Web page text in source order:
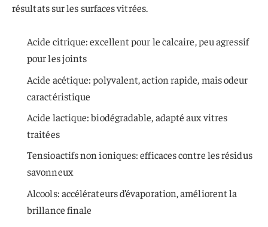
résultats sur les surfaces vitrées.
Acide citrique: excellent pour le calcaire, peu agressif
pour les joints
Acide acétique: polyvalent, action rapide, mais odeur
caractéristique
Acide lactique: biodégradable, adapté aux vitres
traitées
Tensioactifs non ioniques: efficaces contre les résidus
savonneux
Alcools: accélérateurs d’évaporation, améliorent la
brillance finale